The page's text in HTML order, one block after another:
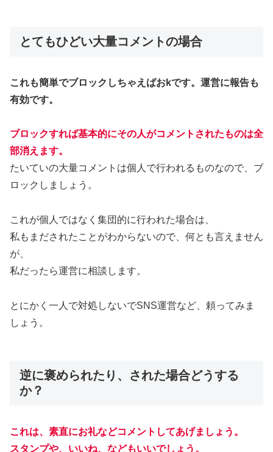
とてもひどい大量コメントの場合
これも簡単でブロックしちゃえばおkです。運営に報告も
有効です。
ブロックすれば基本的にその人がコメントされたものは全
部消えます。
たいていの大量コメントは個人で行われるものなので、ブ
ロックしましょう。
これが個人ではなく集団的に行われた場合は、
私もまだされたことがわからないので、何とも言えません
が、
私だったら運営に相談します。
とにかく一人で対処しないでSNS運営など、頼ってみま
しょう。
逆に褒められたり、された場合どうする
か？
これは、素直にお礼などコメントしてあげましょう。
スタンプや、いいね、などもいいでしょう。